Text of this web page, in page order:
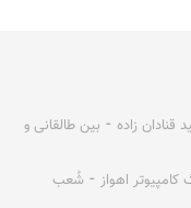
قنادان زاده ⁃ بین طالقانی و
کامپیوتر اهواز ⁃ شُعب